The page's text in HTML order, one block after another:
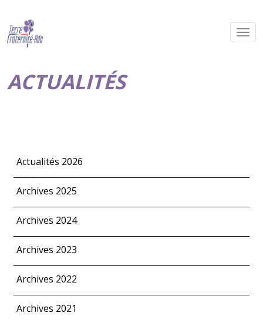
ACTUALITÉS
Actualités 2026
Archives 2025
Archives 2024
Archives 2023
Archives 2022
Archives 2021